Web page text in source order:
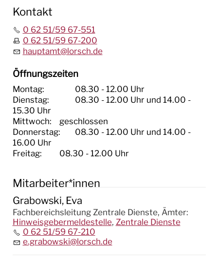
Kontakt
0 62 51/59 67-551
0 62 51/59 67-200
hauptamt@lorsch.de
Öffnungszeiten
Montag:		08.30 - 12.00 Uhr
Dienstag:		08.30 - 12.00 Uhr und 14.00 -
15.30 Uhr
Mittwoch:	geschlossen
Donnerstag:	08.30 - 12.00 Uhr und 14.00 -
16.00 Uhr
Freitag:		08.30 - 12.00 Uhr
Mitarbeiter*innen
Grabowski, Eva
Fachbereichsleitung Zentrale Dienste, Ämter:
Hinweisgebermeldestelle, Zentrale Dienste
0 62 51/59 67-210
e.grabowski@lorsch.de